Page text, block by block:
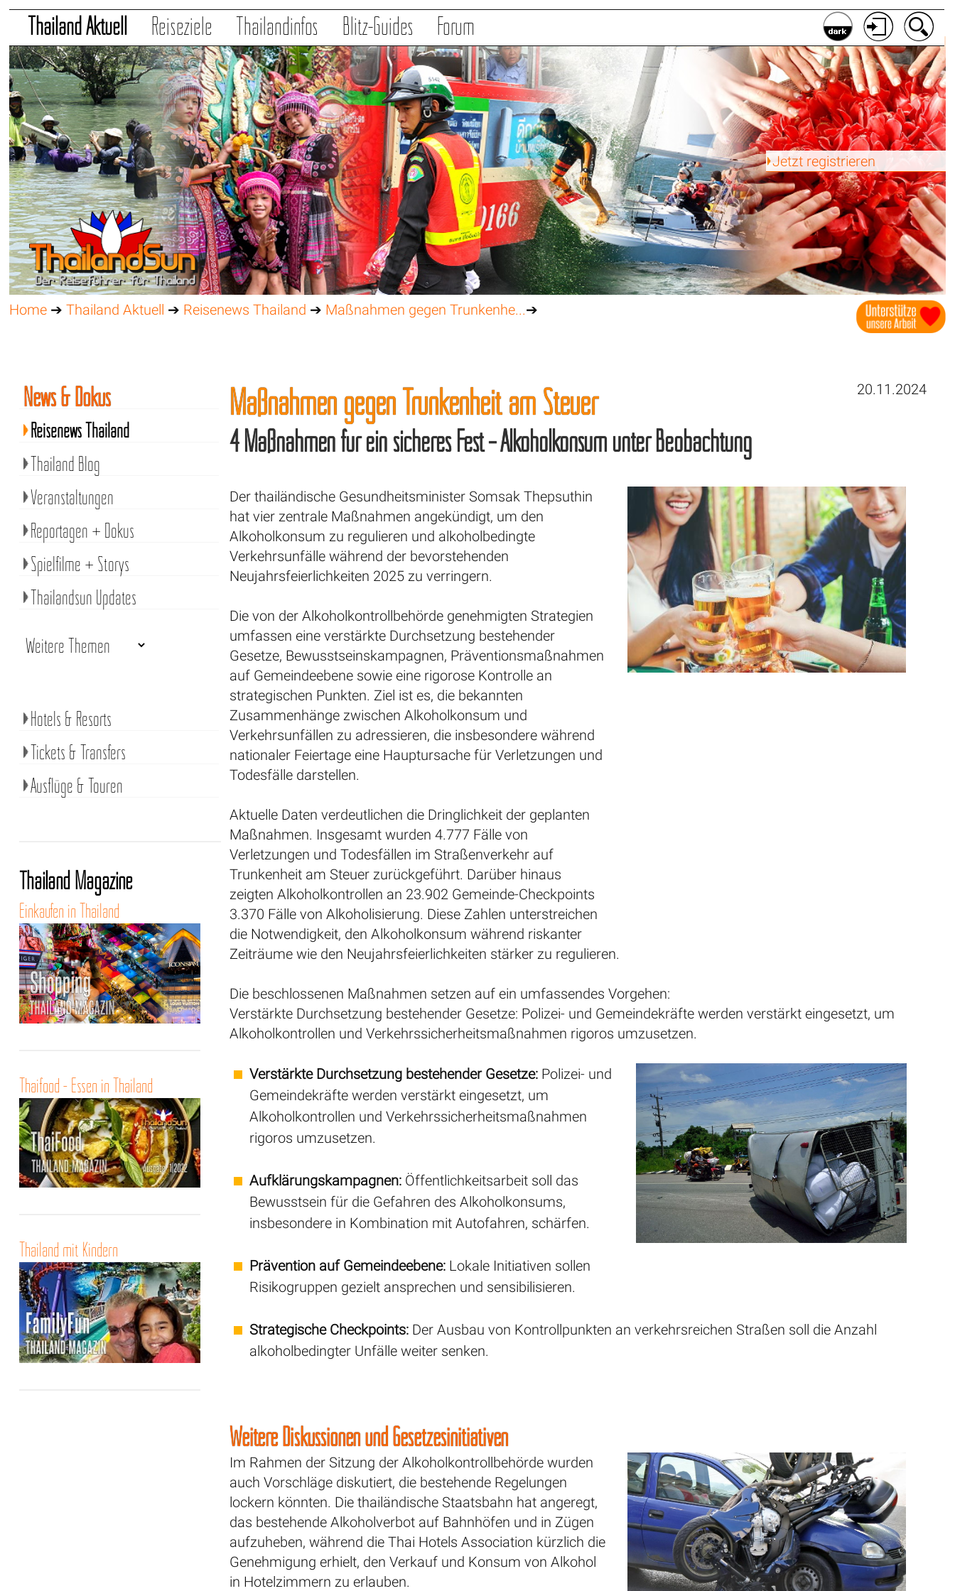
Thailand Aktuell Reiseziele Thailandinfos Blitz-Guides Forum
Jetzt registrieren
Home ➔Thailand Aktuell ➔ Reisenews Thailand ➔ Maßnahmen gegen Trunkenhe...➔
20.11.2024
Maßnahmen gegen Trunkenheit am Steuer
4 Maßnahmen für ein sicheres Fest – Alkoholkonsum unter Beobachtung
Der thailändische Gesundheitsminister Somsak Thepsuthin
hat vier zentrale Maßnahmen angekündigt, um den
Alkoholkonsum zu regulieren und alkoholbedingte
Verkehrsunfälle während der bevorstehenden
Neujahrsfeierlichkeiten 2025 zu verringern.
Die von der Alkoholkontrollbehörde genehmigten Strategien
umfassen eine verstärkte Durchsetzung bestehender
Gesetze, Bewusstseinskampagnen, Präventionsmaßnahmen
auf Gemeindeebene sowie eine rigorose Kontrolle an
strategischen Punkten. Ziel ist es, die bekannten
Zusammenhänge zwischen Alkoholkonsum und
Verkehrsunfällen zu adressieren, die insbesondere während
nationaler Feiertage eine Hauptursache für Verletzungen und
Todesfälle darstellen.
Aktuelle Daten verdeutlichen die Dringlichkeit der geplanten
Maßnahmen. Insgesamt wurden 4.777 Fälle von
Verletzungen und Todesfällen im Straßenverkehr auf
Trunkenheit am Steuer zurückgeführt. Darüber hinaus
zeigten Alkoholkontrollen an 23.902 Gemeinde-Checkpoints
3.370 Fälle von Alkoholisierung. Diese Zahlen unterstreichen
die Notwendigkeit, den Alkoholkonsum während riskanter
Zeiträume wie den Neujahrsfeierlichkeiten stärker zu regulieren.
Die beschlossenen Maßnahmen setzen auf ein umfassendes Vorgehen:
Verstärkte Durchsetzung bestehender Gesetze: Polizei- und Gemeindekräfte werden verstärkt eingesetzt, um
Alkoholkontrollen und Verkehrssicherheitsmaßnahmen rigoros umzusetzen.
Verstärkte Durchsetzung bestehender Gesetze: Polizei- und
Gemeindekräfte werden verstärkt eingesetzt, um
Alkoholkontrollen und Verkehrssicherheitsmaßnahmen
rigoros umzusetzen.
Aufklärungskampagnen: Öffentlichkeitsarbeit soll das
Bewusstsein für die Gefahren des Alkoholkonsums,
insbesondere in Kombination mit Autofahren, schärfen.
Prävention auf Gemeindeebene: Lokale Initiativen sollen
Risikogruppen gezielt ansprechen und sensibilisieren.
Strategische Checkpoints: Der Ausbau von Kontrollpunkten an verkehrsreichen Straßen soll die Anzahl
alkoholbedingter Unfälle weiter senken.
Weitere Diskussionen und Gesetzesinitiativen
Im Rahmen der Sitzung der Alkoholkontrollbehörde wurden
auch Vorschläge diskutiert, die bestehende Regelungen
lockern könnten. Die thailändische Staatsbahn hat angeregt,
das bestehende Alkoholverbot auf Bahnhöfen und in Zügen
aufzuheben, während die Thai Hotels Association kürzlich die
Genehmigung erhielt, den Verkauf und Konsum von Alkohol
in Hotelzimmern zu erlauben.
News & Dokus
Reisenews Thailand
Thailand Blog
Veranstaltungen
Reportagen + Dokus
Spielfilme + Storys
Thailandsun Updates
Hotels & Resorts
Tickets & Transfers
Ausflüge & Touren
Thailand Magazine
Einkaufen in Thailand
Thaifood - Essen in Thailand
Thailand mit Kindern